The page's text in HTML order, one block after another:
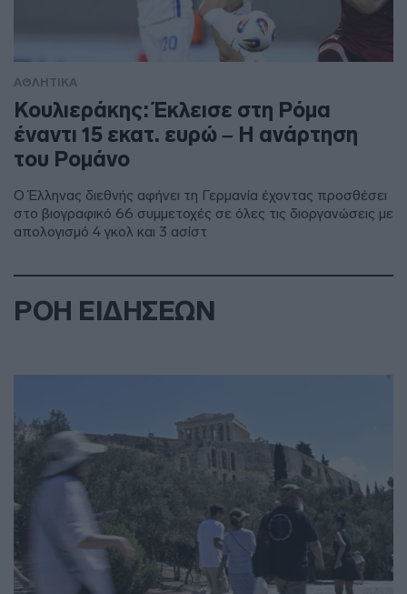
ΑΘΛΗΤΙΚΑ
Κουλιεράκης: Έκλεισε στη Ρόμα
έναντι 15 εκατ. ευρώ – Η ανάρτηση
του Ρομάνο
Ο Έλληνας διεθνής αφήνει τη Γερμανία έχοντας προσθέσει
στο βιογραφικό 66 συμμετοχές σε όλες τις διοργανώσεις με
απολογισμό 4 γκολ και 3 ασίστ
ΡΟΗ ΕΙΔΗΣΕΩΝ